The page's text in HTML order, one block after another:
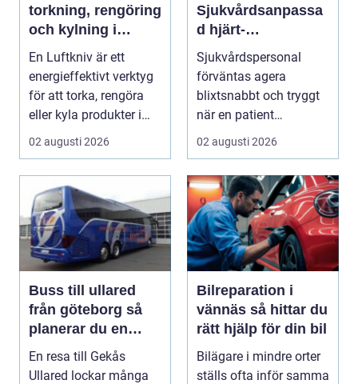
torkning, rengöring
och kylning i
modern industri
En Luftkniv är ett
energieffektivt verktyg
för att torka, rengöra
eller kyla produkter i
rörelse. Te...
02 augusti 2026
Sjukvårdsanpassa
d hjärt-
lungräddning som
räddar liv
Sjukvårdspersonal
förväntas agera
blixtsnabbt och tryggt
när en patient
drabbas...
02 augusti 2026
Buss till ullared
från göteborg så
planerar du en
smidig
shoppingdag
En resa till Gekås
Ullared lockar många
Bilreparation i
vännäs så hittar du
rätt hjälp för din bil
Bilägare i mindre orter
ställs ofta inför samma